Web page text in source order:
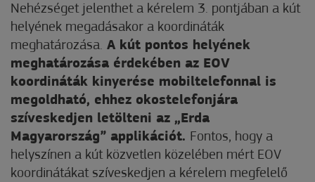
Nehézséget jelenthet a kérelem 3. pontjában a kút
helyének megadásakor a koordináták
meghatározása. A kút pontos helyének
meghatározása érdekében az EOV
koordináták kinyerése mobiltelefonnal is
megoldható, ehhez okostelefonjára
szíveskedjen letölteni az „Erda
Magyarország” applikációt. Fontos, hogy a
helyszínen a kút közvetlen közelében mért EOV
koordinátákat szíveskedjen a kérelem megfelelő